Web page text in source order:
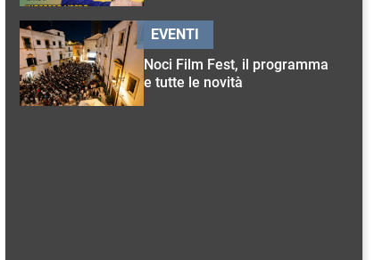
Noci Film Fest, il programma
e tutte le novità
EVENTI